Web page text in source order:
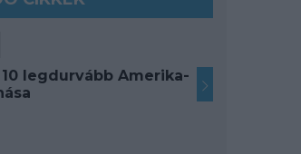
legdurvább Amerika-